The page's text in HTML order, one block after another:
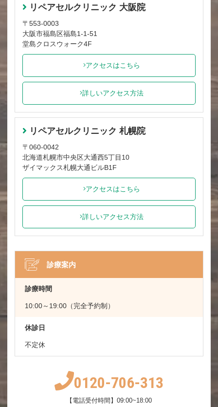
リペアセルクリニック 大阪院
〒553-0003
大阪市福島区福島1-1-51
堂島クロスウォーク4F
アクセスはこちら
詳しいアクセス方法
リペアセルクリニック 札幌院
〒060-0042
北海道札幌市中央区大通西5丁目10
ザイマックス札幌大通ビルB1F
アクセスはこちら
詳しいアクセス方法
診療案内
診療時間
10:00～19:00（完全予約制）
休診日
不定休
0120-706-313
【電話受付時間】09:00~18:00